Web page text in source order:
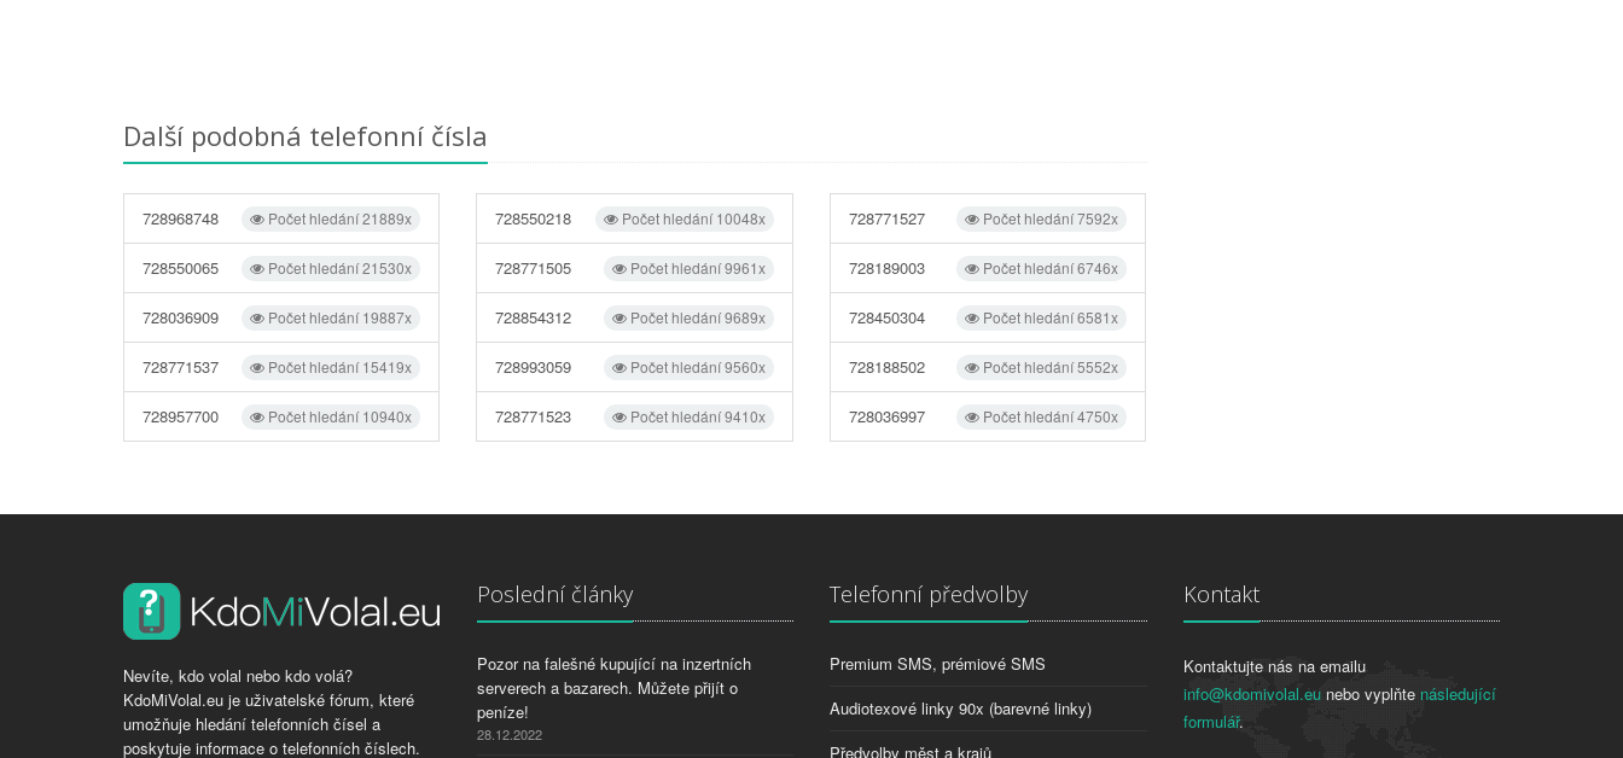
Další podobná telefonní čísla
Počet hledání 21889x
728968748
Počet hledání 21530x
728550065
Počet hledání 19887x
728036909
Počet hledání 15419x
728771537
Počet hledání 10940x
728957700
Počet hledání 10048x
728550218
Počet hledání 9961x
728771505
Počet hledání 9689x
728854312
Počet hledání 9560x
728993059
Počet hledání 9410x
728771523
Počet hledání 7592x
728771527
Počet hledání 6746x
728189003
Počet hledání 6581x
728450304
Počet hledání 5552x
728188502
Počet hledání 4750x
728036997
Nevíte, kdo volal nebo kdo volá?
KdoMiVolal.eu je uživatelské fórum, které
umožňuje hledání telefonních čísel a
poskytuje informace o telefonních číslech.
Poslední články
Pozor na falešné kupující na inzertních
serverech a bazarech. Můžete přijít o
peníze!
28.12.2022
Telefonní předvolby
Premium SMS, prémiové SMS
Audiotexové linky 90x (barevné linky)
Předvolby měst a krajů
Kontakt
Kontaktujte nás na emailu
info@kdomivolal.eunebo vyplňte následující
formulář.